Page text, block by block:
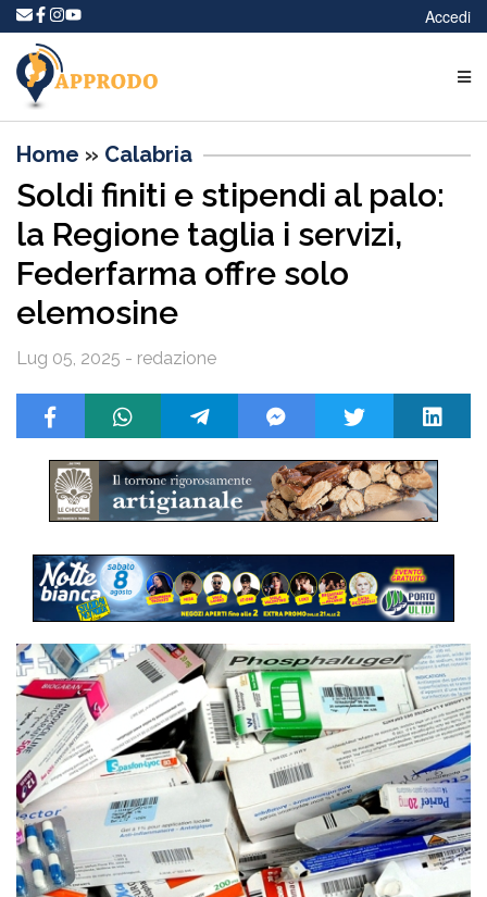
Accedi
Home » Calabria
Soldi finiti e stipendi al palo:
la Regione taglia i servizi,
Federfarma offre solo
elemosine
Lug 05, 2025 - redazione